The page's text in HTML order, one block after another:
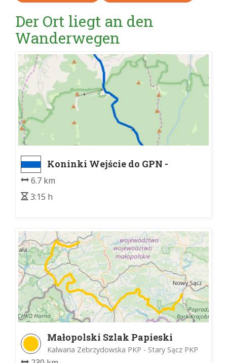
Der Ort liegt an den
Wanderwegen
Koninki Wejście do GPN -
Schronisko PTTK na Turbaczu
6.7 km
3:15 h
Małopolski Szlak Papieski
Kalwaria Zebrzydowska PKP - Stary Sącz PKP